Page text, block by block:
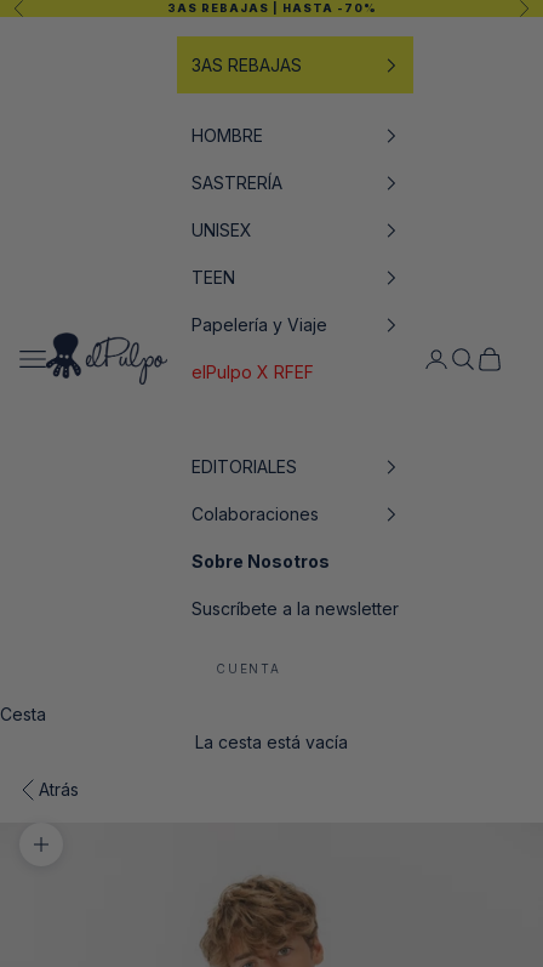
Ir al contenido
Anterior 3AS REBAJAS | HASTA -70%
elPulpo
Abrir menú de navegación Abrir página
AbrirAbrir
3AS REBAJAS
HOMBRE
SASTRERÍA
UNISEX
TEEN
Papelería y Viaje
elPulpo X RFEF
EDITORIALES
Colaboraciones
Sobre Nosotros
Suscríbete a la newsletter
CUENTA
Cesta
La cesta está vacía
Atrás
Zoom